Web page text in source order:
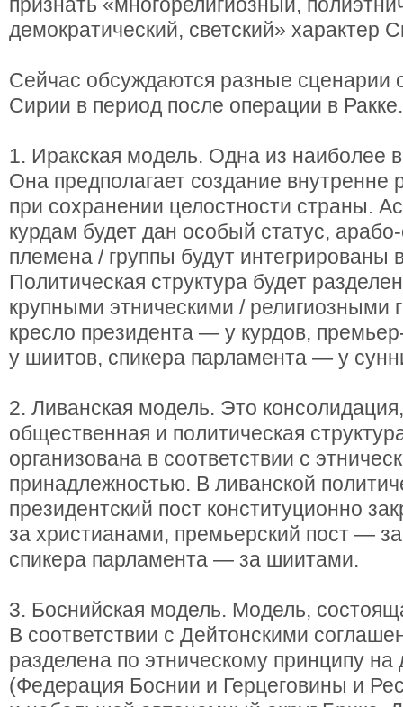
демократический, светский» характер
Сейчас обсуждаются разные сценарии
Сирии в период после операции в Ракке.
1. Иракская модель. Одна из наиболее
Она предполагает создание внутренне
при сохранении целостности страны.
курдам будет дан особый статус,
племена / группы будут интегрированы
Политическая структура будет
крупными этническими / религиозными
кресло президента — у курдов,
у шиитов, спикера парламента — у
2. Ливанская модель. Это
общественная и политическая
организована в соответствии с
принадлежностью. В ливанской
президентский пост конституционно
за христианами, премьерский пост —
спикера парламента — за шиитами.
3. Боснийская модель. Модель,
В соответствии с Дейтонскими
разделена по этническому принципу на
(Федерация Боснии и Герцеговины и